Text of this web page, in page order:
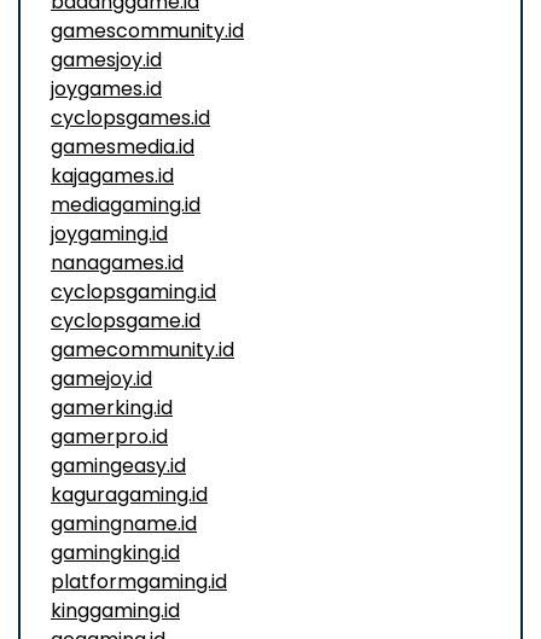
gamescommunity.id
gamesjoy.id
joygames.id
cyclopsgames.id
gamesmedia.id
kajagames.id
mediagaming.id
joygaming.id
nanagames.id
cyclopsgaming.id
cyclopsgame.id
gamecommunity.id
gamejoy.id
gamerking.id
gamerpro.id
gamingeasy.id
kaguragaming.id
gamingname.id
gamingking.id
platformgaming.id
kinggaming.id